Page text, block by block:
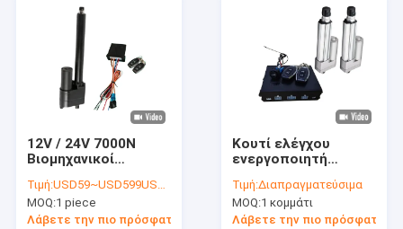
12V / 24V 7000N
Βιομηχανικοί
Ανερόπτωτο IP66 DC
σύστημα
τηλεχειρισμού
Τιμή:USD59~USD599USD/PC
MOQ:1 piece
Λάβετε την πιο πρόσφατη τιμή
Κουτί ελέγχου
ενεργοποιητή
28V Συγχρονισμός
100KG δύναμης DC
γραμμικούς
Τιμή:Διαπραγματεύσιμα
MOQ:1 κομμάτι
Λάβετε την πιο πρόσφατη